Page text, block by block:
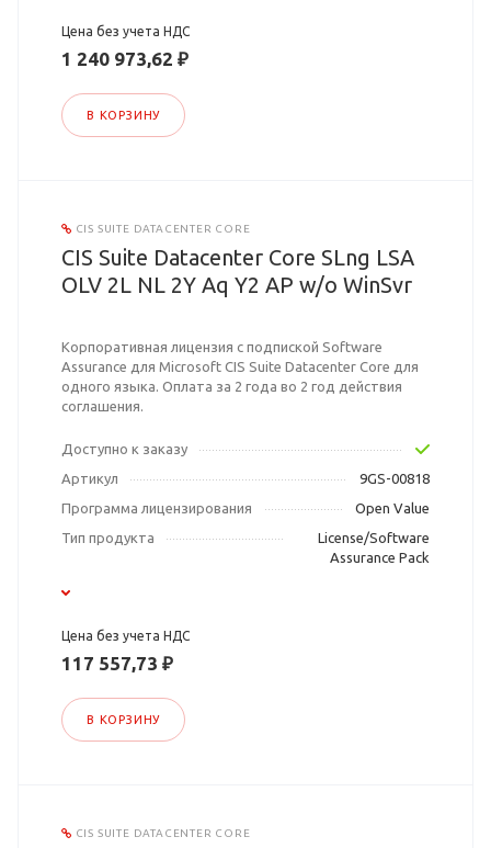
Цена без учета НДС
1 240 973,62 ₽
В КОРЗИНУ
CIS SUITE DATACENTER CORE
CIS Suite Datacenter Core SLng LSA
OLV 2L NL 2Y Aq Y2 AP w/o WinSvr
Корпоративная лицензия с подпиской Software
Assurance для Microsoft CIS Suite Datacenter Core для
одного языка. Оплата за 2 года во 2 год действия
соглашения.
Доступно к заказу
Артикул
9GS-00818
Программа лицензирования
Open Value
Тип продукта
License/Software
Assurance Pack
Цена без учета НДС
117 557,73 ₽
В КОРЗИНУ
CIS SUITE DATACENTER CORE